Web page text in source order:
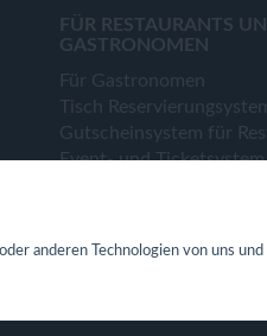
FÜR RESTAURANTS
GASTRONOMEN
Für Gastronomen
Tisch
Gutscheinsystem für
Event- und
Webseiten für Restaurant
anderen Technologien von uns